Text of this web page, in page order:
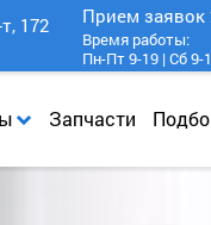
Запчасти
172 Прием заявок
Время работы:
Пн-Пт 9-19 | Сб 9-